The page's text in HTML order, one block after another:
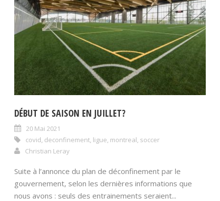
DÉBUT DE SAISON EN JUILLET?
20 Mai 2021
covid, deconfinement, ligue, montreal, soccer
Christian Leray
Suite à l’annonce du plan de déconfinement par le
gouvernement, selon les dernières informations que
nous avons : seuls des entrainements seraient...